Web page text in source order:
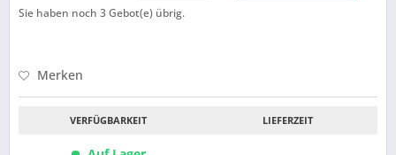
Sie haben noch 3Gebot(e) übrig.
Merken
VERFÜGBARKEIT LIEFERZEIT